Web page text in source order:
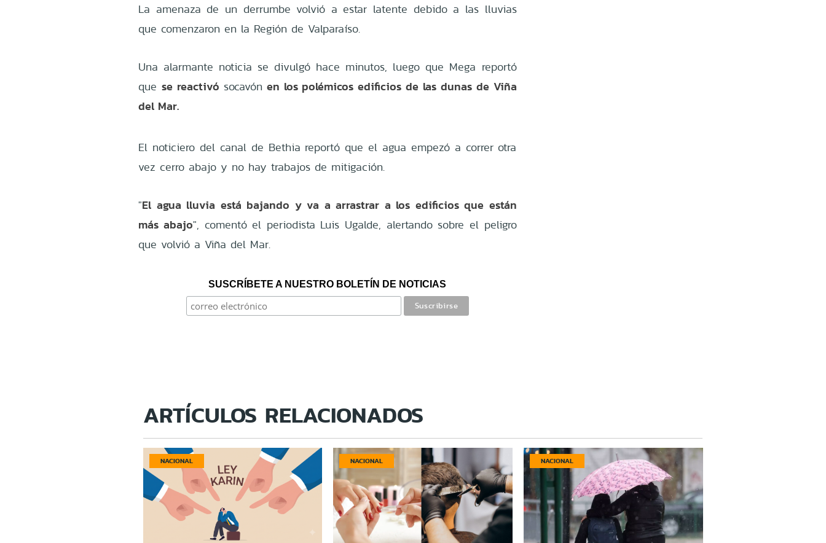
La amenaza de un derrumbe volvió a estar latente debido a las lluvias
que comenzaron en la Región de Valparaíso.
Una alarmante noticia se divulgó hace minutos, luego que Mega reportó
quese reactivó socavón en los polémicos edificios de las dunas de Viña
del Mar.
El noticiero del canal de Bethia reportó que el agua empezó a correr otra
vez cerro abajo y no hay trabajos de mitigación.
"El agua lluvia está bajando y va a arrastrar a los edificios que están
más abajo", comentó el periodista Luis Ugalde, alertando sobre el peligro
que volvió a Viña del Mar.
SUSCRÍBETE A NUESTRO BOLETÍN DE NOTICIAS
ARTÍCULOS RELACIONADOS
NACIONAL NACIONAL NACIONAL